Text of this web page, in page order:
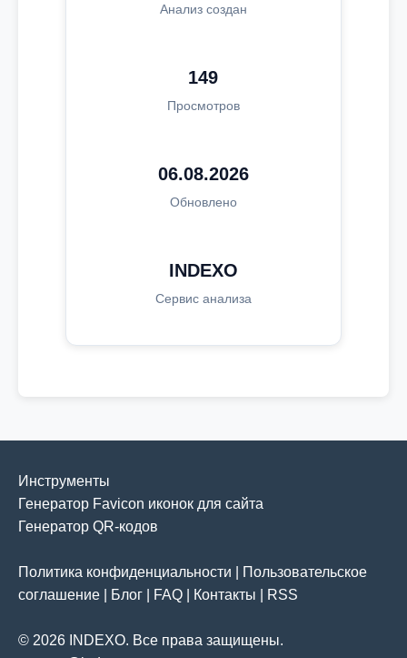
Анализ создан
149
Просмотров
06.08.2026
Обновлено
INDEXO
Сервис анализа
Инструменты
Генератор Favicon иконок для сайта
Генератор QR-кодов
Политика конфиденциальности
Пользовательское
соглашение
Блог FAQ Контакты RSS
© 2026 INDEXO. Все права защищены.